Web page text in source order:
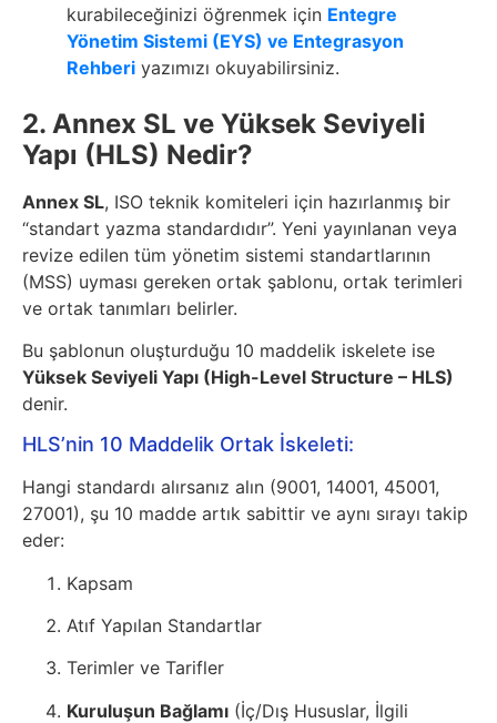
kurabileceğinizi öğrenmek için Entegre
Yönetim Sistemi (EYS) ve Entegrasyon
Rehberi yazımızı okuyabilirsiniz.
2. Annex SL ve Yüksek Seviyeli
Yapı (HLS) Nedir?
Annex SL, ISO teknik komiteleri için hazırlanmış bir
“standart yazma standardıdır”. Yeni yayınlanan veya
revize edilen tüm yönetim sistemi standartlarının
(MSS) uyması gereken ortak şablonu, ortak terimleri
ve ortak tanımları belirler.
Bu şablonun oluşturduğu 10 maddelik iskelete ise
Yüksek Seviyeli Yapı (High-Level Structure – HLS)
denir.
HLS’nin 10 Maddelik Ortak İskeleti:
Hangi standardı alırsanız alın (9001, 14001, 45001,
27001), şu 10 madde artık sabittir ve aynı sırayı takip
eder:
Kapsam
Atıf Yapılan Standartlar
Terimler ve Tarifler
Kuruluşun Bağlamı (İç/Dış Hususlar, İlgili